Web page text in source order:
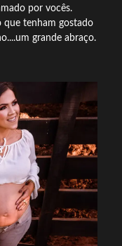
por vocês.
que tenham gostado
grande abraço.